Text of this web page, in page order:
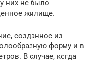
у них не было
жилище.
созданное из
форму и в
В случае, когда